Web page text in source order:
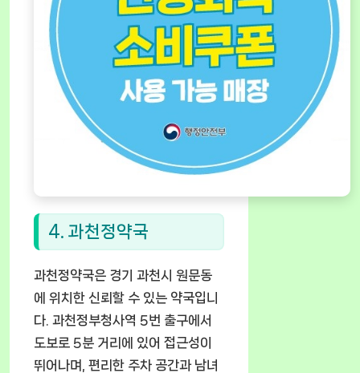
4. 과천정약국
과천정약국은 경기 과천시 원문동
에 위치한 신뢰할 수 있는 약국입니
다. 과천정부청사역 5번 출구에서
도보로 5분 거리에 있어 접근성이
뛰어나며, 편리한 주차 공간과 남녀